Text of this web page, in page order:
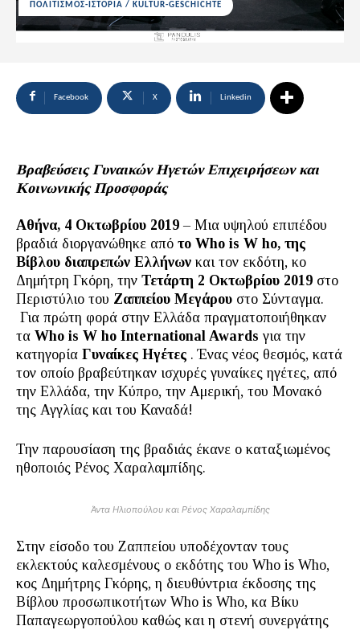
ΠΟΛΙΤΙΣΜΟΣ-ΙΣΤΟΡΙΑ / KULTUR-GESCHICHTE
Facebook X Linkedin
Βραβεύσεις Γυναικών Ηγετών Επιχειρήσεων και
Κοινωνικής Προσφοράς
Αθήνα, 4 Οκτωβρίου 2019– Μια υψηλού επιπέδου
βραδιά διοργανώθηκε από το Who is W ho, της
Βίβλου διαπρεπών Ελλήνων και τον εκδότη, κο
Δημήτρη Γκόρη, την Τετάρτη 2 Οκτωβρίου 2019 στο
Περιστύλιο του Ζαππείου Μεγάρου στο Σύνταγμα.
Για πρώτη φορά στην Ελλάδα πραγματοποιήθηκαν
τα Who is W ho International Awards για την
κατηγορία Γυναίκες Ηγέτες . Ένας νέος θεσμός, κατά
τον οποίο βραβεύτηκαν ισχυρές γυναίκες ηγέτες, από
την Ελλάδα, την Κύπρο, την Αμερική, του Μονακό
της Αγγλίας και του Καναδά!
Την παρουσίαση της βραδιάς έκανε ο καταξιωμένος
ηθοποιός Ρένος Χαραλαμπίδης.
Άντα Ηλιοπούλου και Ρένος Χαραλαμπίδης
Στην είσοδο του Ζαππείου υποδέχονταν τους
εκλεκτούς καλεσμένους ο εκδότης του Who is Who,
κος Δημήτρης Γκόρης, η διευθύντρια έκδοσης της
Βίβλου προσωπικοτήτων Who is Who, κα Βίκυ
Παπαγεωργοπούλου καθώς και η στενή συνεργάτης